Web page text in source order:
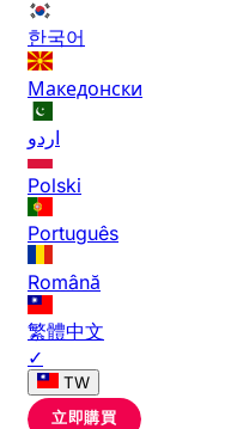
한국어
Македонски
اردو
Polski
Português
Română
繁體中文
✓
TW
立即購買